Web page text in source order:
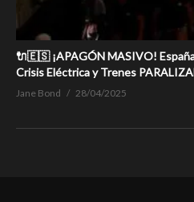
🔌🇪🇸 ¡APAGÓN MASIVO!
Crisis Eléctrica y Trenes
Jane Bond 28/04/2025